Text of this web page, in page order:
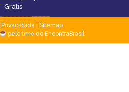
Grátis
Privacidade
Sitemap
pelo time do EncontraBrasil